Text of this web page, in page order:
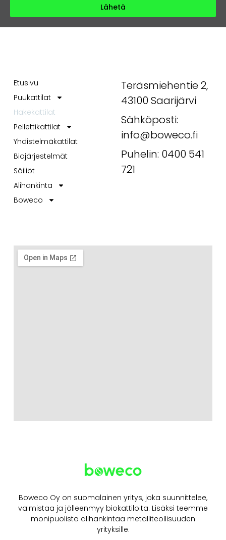
Lähetä
Boweco Oy on suomalainen yritys, joka suunnittelee,
valmistaa ja jälleenmyy biokattiloita. Lisäksi teemme
monipuolista alihankintaa metalliteollisuuden
yrityksille.
Etusivu
Puukattilat
Hakekattilat
Pellettikattilat
Yhdistelmäkattilat
Biojärjestelmät
Säiliöt
Alihankinta
Boweco
Teräsmiehentie 2,
43100 Saarijärvi
Sähköposti:
info@boweco.fi
Puhelin: 0400 541
721